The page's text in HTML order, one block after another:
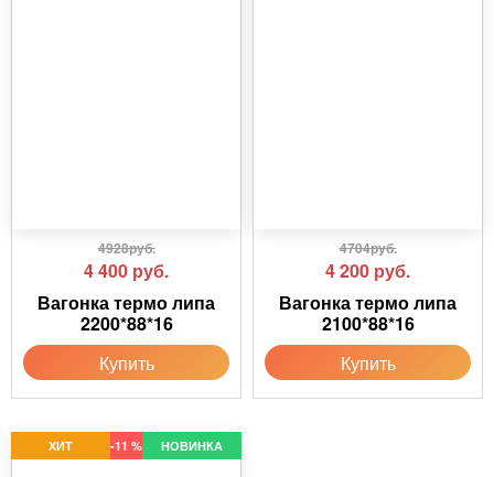
4928руб.
4 400 руб.
Вагонка термо липа
2200*88*16
Купить
4704руб.
4 200 руб.
Вагонка термо липа
2100*88*16
Купить
-11 % НОВИНКА
ХИТ